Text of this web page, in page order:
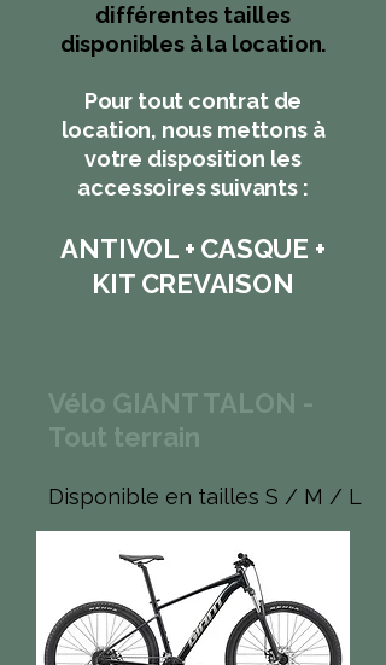
différentes tailles
disponibles à la location.
Pour tout contrat de
location, nous mettons à
votre disposition les
accessoires suivants :
ANTIVOL + CASQUE +
KIT CREVAISON
Vélo GIANT TALON -
Tout terrain
Disponible en tailles S / M / L